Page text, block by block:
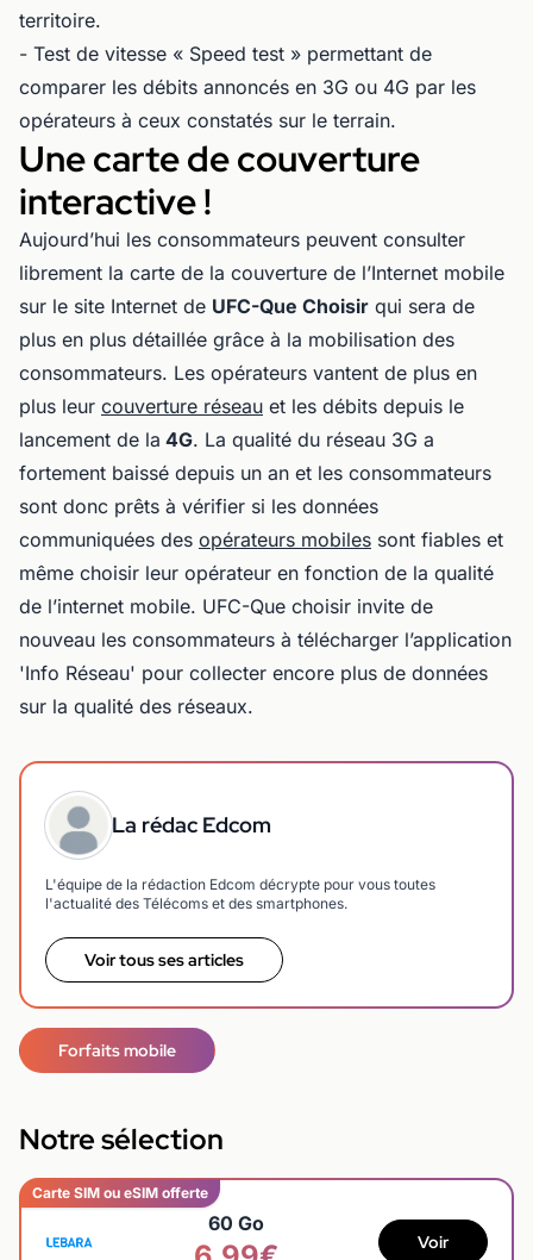
territoire.
- Test de vitesse « Speed test » permettant de
comparer les débits annoncés en 3G ou 4G par les
opérateurs à ceux constatés sur le terrain.
Une carte de couverture
interactive !
Aujourd’hui les consommateurs peuvent consulter
librement la carte de la couverture de l’Internet mobile
sur le site Internet de UFC-Que Choisir qui sera de
plus en plus détaillée grâce à la mobilisation des
consommateurs. Les opérateurs vantent de plus en
plus leur couverture réseau et les débits depuis le
lancement de la 4G. La qualité du réseau 3G a
fortement baissé depuis un an et les consommateurs
sont donc prêts à vérifier si les données
communiquées des opérateurs mobiles sont fiables et
même choisir leur opérateur en fonction de la qualité
de l’internet mobile. UFC-Que choisir invite de
nouveau les consommateurs à télécharger l’application
'Info Réseau' pour collecter encore plus de données
sur la qualité des réseaux.
La rédac Edcom
L'équipe de la rédaction Edcom décrypte pour vous toutes
l'actualité des Télécoms et des smartphones.
Voir tous ses articles
Forfaits mobile
Notre sélection
Carte SIM ou eSIM offerte
60 Go
Voir